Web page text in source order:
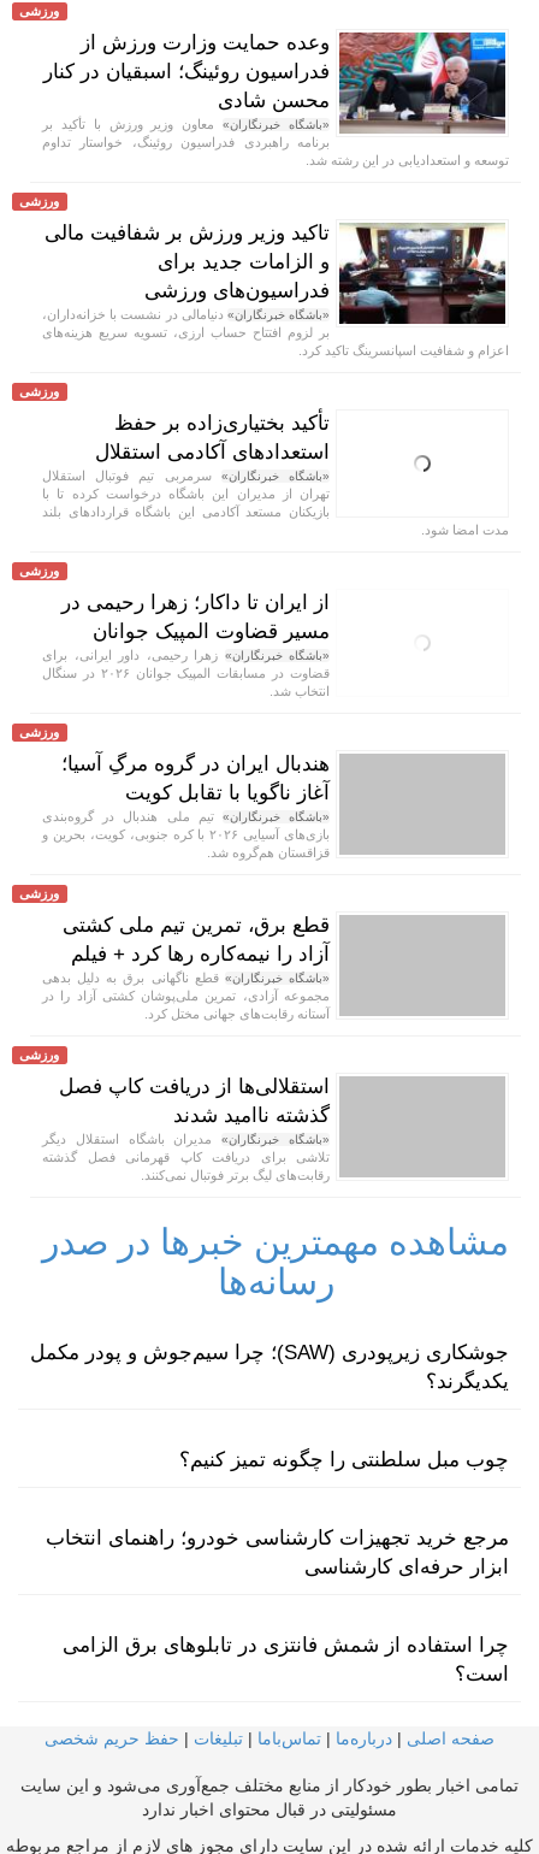
ورزشی
وعده حمایت وزارت ورزش از
فدراسیون روئینگ؛ اسبقیان در کنار
محسن شادی
«باشگاه خبرنگاران»معاون وزیر ورزش با تأکید بر
برنامه راهبردی فدراسیون روئینگ، خواستار تداوم
توسعه و استعدادیابی در این رشته شد.
ورزشی
تاکید وزیر ورزش بر شفافیت مالی
و الزامات جدید برای
فدراسیون‌های ورزشی
«باشگاه خبرنگاران» دنیامالی در نشست با خزانه‌داران،
بر لزوم افتتاح حساب ارزی، تسویه سریع هزینه‌های
اعزام و شفافیت اسپانسرینگ تاکید کرد.
ورزشی
تأکید بختیاری‌زاده بر حفظ
استعداد‌های آکادمی استقلال
«باشگاه خبرنگاران» سرمربی تیم فوتبال استقلال
تهران از مدیران این باشگاه درخواست کرده تا با
بازیکنان مستعد آکادمی این باشگاه قرارداد‌های بلند
مدت امضا شود.
ورزشی
از ایران تا داکار؛ زهرا رحیمی در
مسیر قضاوت المپیک جوانان
«باشگاه خبرنگاران» زهرا رحیمی، داور ایرانی، برای
قضاوت در مسابقات المپیک جوانان ۲۰۲۶ در سنگال
انتخاب شد.
ورزشی
هندبال ایران در گروه مرگِ آسیا؛
آغاز ناگویا با تقابل کویت
«باشگاه خبرنگاران» تیم ملی هندبال در گروه‌بندی
بازی‌های آسیایی ۲۰۲۶ با کره جنوبی، کویت، بحرین و
قزاقستان هم‌گروه شد.
ورزشی
قطع برق، تمرین تیم ملی کشتی
آزاد را نیمه‌کاره رها کرد + فیلم
«باشگاه خبرنگاران» قطع ناگهانی برق به دلیل بدهی
مجموعه آزادی، تمرین ملی‌پوشان کشتی آزاد را در
آستانه رقابت‌های جهانی مختل کرد.
ورزشی
استقلالی‌ها از دریافت کاپ فصل
گذشته ناامید شدند
«باشگاه خبرنگاران»مدیران باشگاه استقلال دیگر
تلاشی برای دریافت کاپ قهرمانی فصل گذشته
رقابت‌های لیگ برتر فوتبال نمی‌کنند.
مشاهده مهمترین خبرها در صدر
رسانه‌ها
جوشکاری زیرپودری (SAW)؛ چرا سیم‌جوش و پودر مکمل
یکدیگرند؟
چوب مبل سلطنتی را چگونه تمیز کنیم؟
مرجع خرید تجهیزات کارشناسی خودرو؛ راهنمای انتخاب
ابزار حرفه‌ای کارشناسی
چرا استفاده از شمش فانتزی در تابلوهای برق الزامی
است؟
صفحه اصلی | درباره‌ما | تماس‌با‌ما | تبلیغات | حفظ حریم شخصی
تمامی اخبار بطور خودکار از منابع مختلف جمع‌آوری می‌شود و این سایت
مسئولیتی در قبال محتوای اخبار ندارد
کلیه خدمات ارائه شده در این سایت دارای مجوز های لازم از مراجع مربوطه